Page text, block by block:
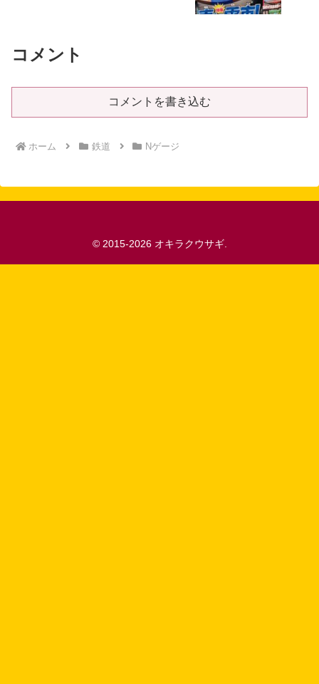
コメント
コメントを書き込む
ホーム 鉄道 Nゲージ
© 2015-2026 オキラクウサギ.